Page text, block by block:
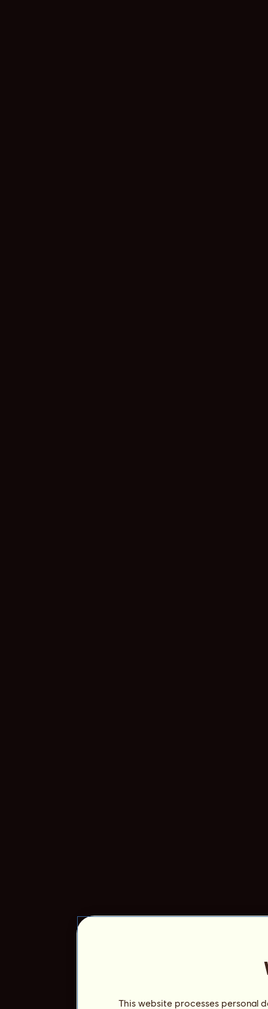
This website processes personal